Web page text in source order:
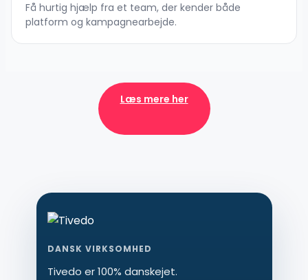
Få hurtig hjælp fra et team, der kender både
platform og kampagnearbejde.
Læs mere her
DANSK VIRKSOMHED
Tivedo er 100% danskejet.